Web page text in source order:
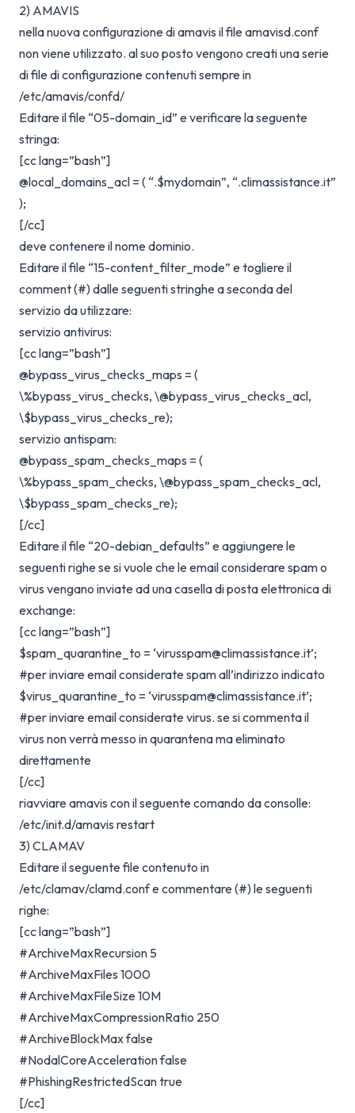
2) AMAVIS
nella nuova configurazione di amavis il file amavisd.conf
non viene utilizzato. al suo posto vengono creati una serie
di file di configurazione contenuti sempre in
/etc/amavis/confd/
Editare il file “05-domain_id” e verificare la seguente
stringa:
[cc lang=”bash”]
@local_domains_acl = ( “.$mydomain”, “.climassistance.it”
);
[/cc]
deve contenere il nome dominio.
Editare il file “15-content_filter_mode” e togliere il
comment (#) dalle seguenti stringhe a seconda del
servizio da utilizzare:
servizio antivirus:
[cc lang=”bash”]
@bypass_virus_checks_maps = (
\%bypass_virus_checks, \@bypass_virus_checks_acl,
\$bypass_virus_checks_re);
servizio antispam:
@bypass_spam_checks_maps = (
\%bypass_spam_checks, \@bypass_spam_checks_acl,
\$bypass_spam_checks_re);
[/cc]
Editare il file “20-debian_defaults” e aggiungere le
seguenti righe se si vuole che le email considerare spam o
virus vengano inviate ad una casella di posta elettronica di
exchange:
[cc lang=”bash”]
$spam_quarantine_to = ‘virusspam@climassistance.it’;
#per inviare email considerate spam all’indirizzo indicato
$virus_quarantine_to = ‘virusspam@climassistance.it’;
#per inviare email considerate virus. se si commenta il
virus non verrà messo in quarantena ma eliminato
direttamente
[/cc]
riavviare amavis con il seguente comando da consolle:
/etc/init.d/amavis restart
3) CLAMAV
Editare il seguente file contenuto in
/etc/clamav/clamd.conf e commentare (#) le seguenti
righe:
[cc lang=”bash”]
#ArchiveMaxRecursion 5
#ArchiveMaxFiles 1000
#ArchiveMaxFileSize 10M
#ArchiveMaxCompressionRatio 250
#ArchiveBlockMax false
#NodalCoreAcceleration false
#PhishingRestrictedScan true
[/cc]